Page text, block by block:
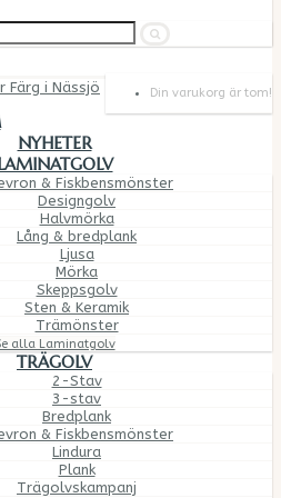
Din varukorg är tom!
NYHETER
& Fiskbensmönster
Designgolv
Halvmörka
Lång & bredplank
Ljusa
Mörka
Skeppsgolv
Sten & Keramik
Trämönster
alla Laminatgolv
TRÄGOLV
2-Stav
3-stav
Bredplank
& Fiskbensmönster
Lindura
Plank
Trägolvskampanj